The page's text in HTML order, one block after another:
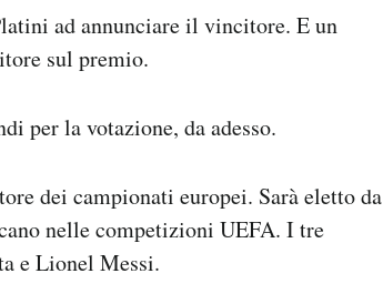
ad annunciare il vincitore. E un
sul premio.
per la votazione, da adesso.
dei campionati europei. Sarà eletto da
nelle competizioni UEFA. I tre
e Lionel Messi.